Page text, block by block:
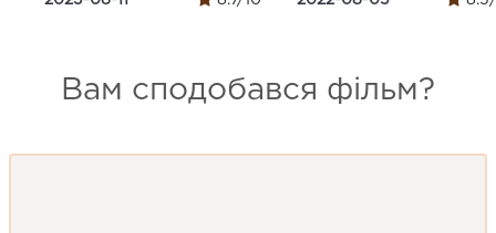
Вам сподобався фільм?